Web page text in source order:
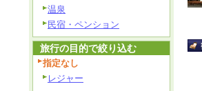
温泉
民宿・ペンション
旅行の目的で絞り込む
指定なし
レジャー